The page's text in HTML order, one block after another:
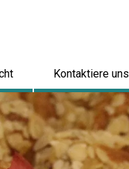
Kontaktiere uns